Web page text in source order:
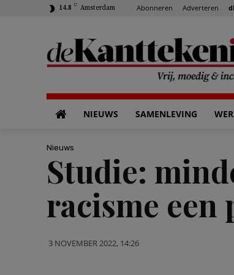
14.8 C Amsterdam Abonneren Adverteren
NIEUWS SAMENLEVING
Nieuws
Studie:
racisme een
3 NOVEMBER 2022, 14:26